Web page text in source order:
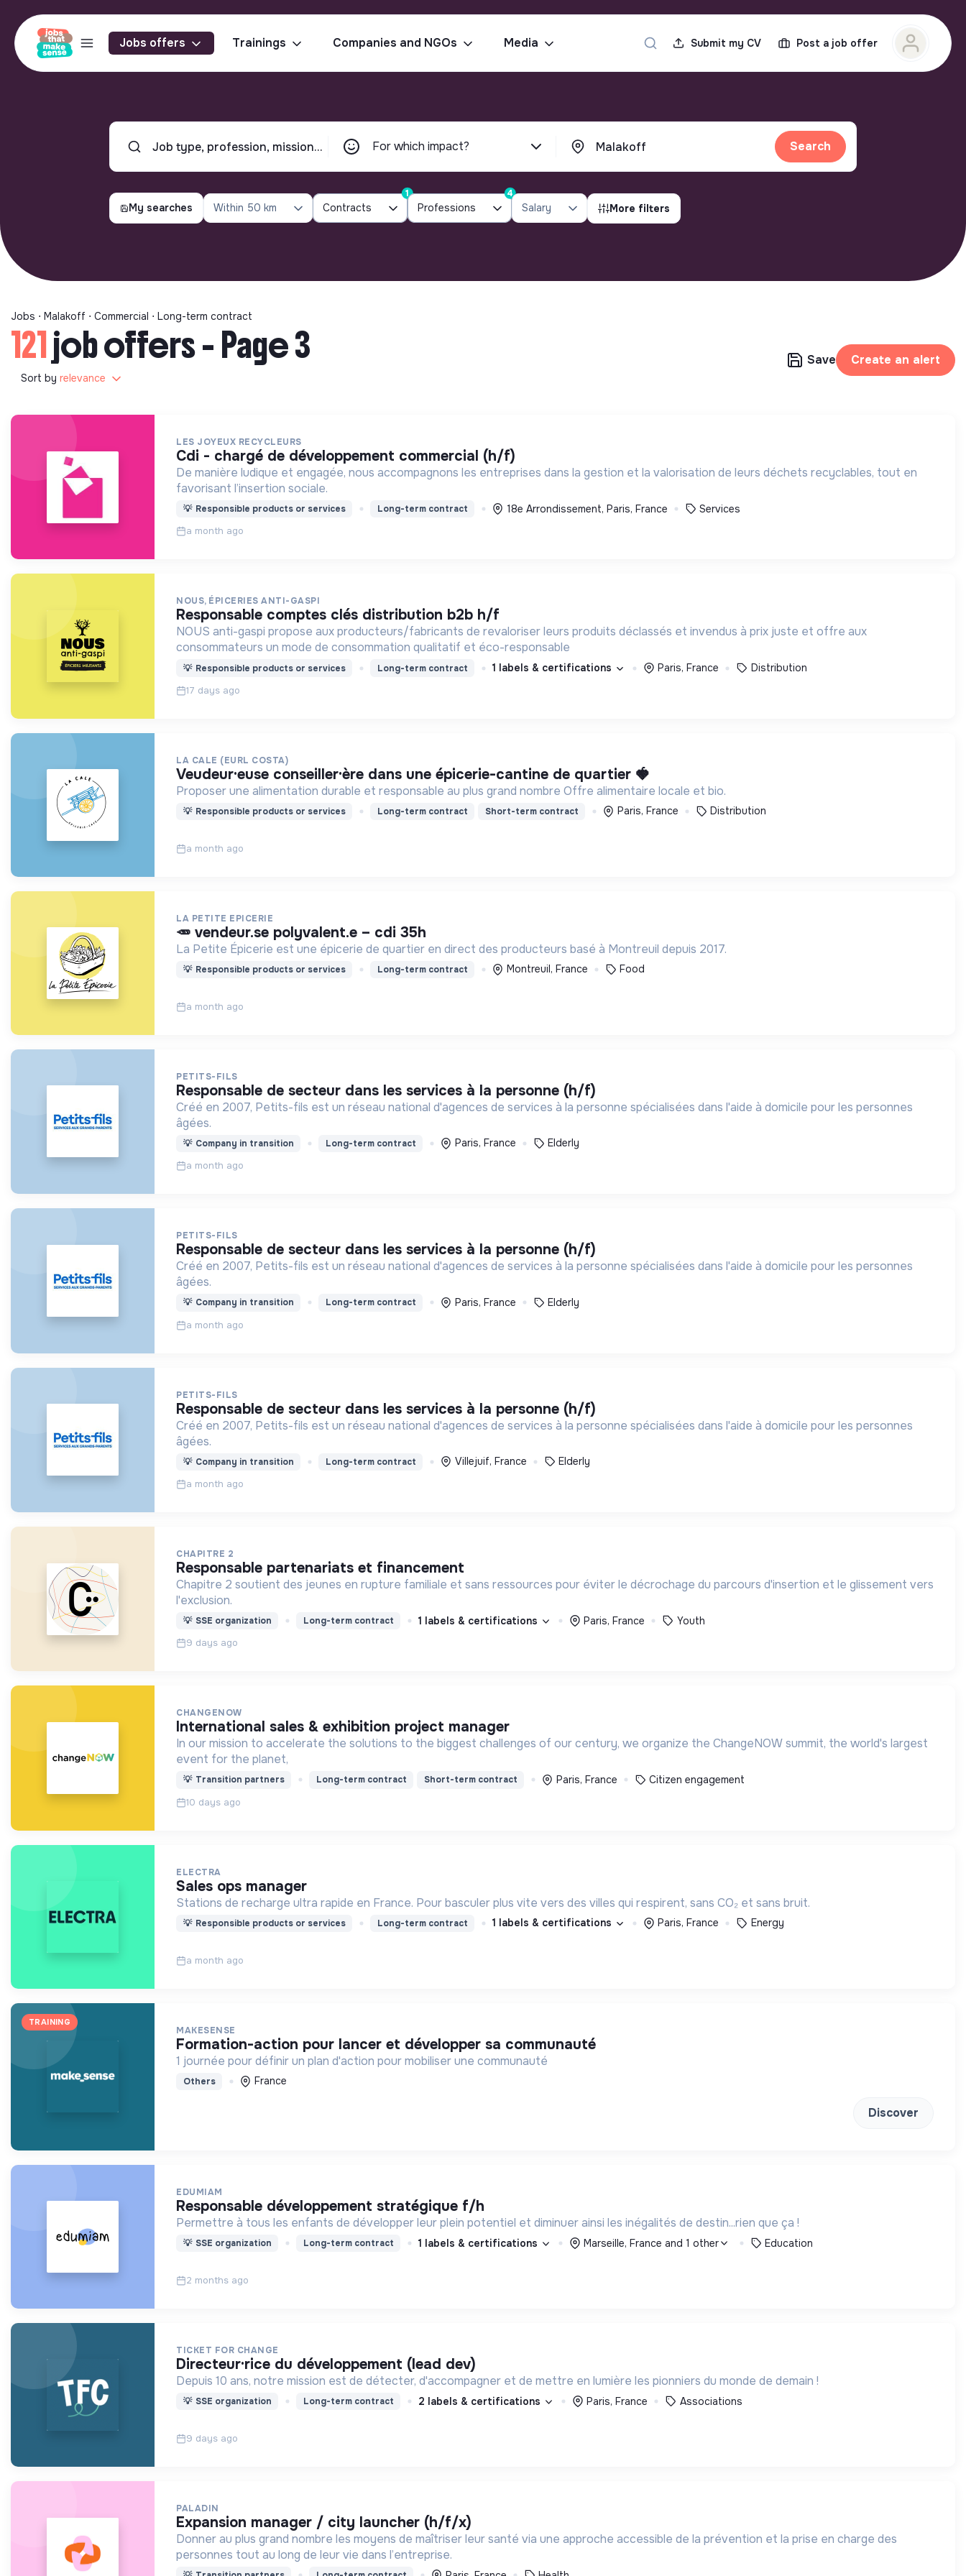
Jobs offers Trainings Companies and NGOs Media Submit my CV Post a job offer
For which impact? Search
My searches Within 50 km Contracts
1
Professions
4
Salary More filters
Jobs ⋅ Malakoff ⋅ Commercial ⋅ Long-term contract
121job offers - Page 3
Sort by relevance
Save Create an alert
LES JOYEUX RECYCLEURS
cdi - chargé de développement commercial (h/f)
De manière ludique et engagée, nous accompagnons les entreprises dans la gestion et la valorisation de leurs déchets recyclables, tout en
favorisant l’insertion sociale.
💡 Responsible products or services Long-term contract 18e Arrondissement, Paris, France Services
a month ago
NOUS, ÉPICERIES ANTI-GASPI
responsable comptes clés distribution b2b h/f
NOUS anti-gaspi propose aux producteurs/fabricants de revaloriser leurs produits déclassés et invendus à prix juste et offre aux
consommateurs un mode de consommation qualitatif et éco-responsable
💡 Responsible products or services Long-term contract 1 labels & certifications Paris, France Distribution
17 days ago
LA CALE (EURL COSTA)
veudeur·euse conseiller·ère dans une épicerie-cantine de quartier 🍓​
Proposer une alimentation durable et responsable au plus grand nombre Offre alimentaire locale et bio.
💡 Responsible products or services Long-term contract Short-term contract Paris, France Distribution
a month ago
LA PETITE EPICERIE
🥕 vendeur.se polyvalent.e – cdi 35h
La Petite Épicerie est une épicerie de quartier en direct des producteurs basé à Montreuil depuis 2017.
💡 Responsible products or services Long-term contract Montreuil, France Food
a month ago
PETITS-FILS
responsable de secteur dans les services à la personne (h/f)
Créé en 2007, Petits-fils est un réseau national d'agences de services à la personne spécialisées dans l'aide à domicile pour les personnes
âgées.
💡 Company in transition Long-term contract Paris, France Elderly
a month ago
PETITS-FILS
responsable de secteur dans les services à la personne (h/f)
Créé en 2007, Petits-fils est un réseau national d'agences de services à la personne spécialisées dans l'aide à domicile pour les personnes
âgées.
💡 Company in transition Long-term contract Paris, France Elderly
a month ago
PETITS-FILS
responsable de secteur dans les services à la personne (h/f)
Créé en 2007, Petits-fils est un réseau national d'agences de services à la personne spécialisées dans l'aide à domicile pour les personnes
âgées.
💡 Company in transition Long-term contract Villejuif, France Elderly
a month ago
CHAPITRE 2
responsable partenariats et financement
Chapitre 2 soutient des jeunes en rupture familiale et sans ressources pour éviter le décrochage du parcours d'insertion et le glissement vers
l'exclusion.
💡 SSE organization Long-term contract 1 labels & certifications Paris, France Youth
9 days ago
CHANGENOW
international sales & exhibition project manager
In our mission to accelerate the solutions to the biggest challenges of our century, we organize the ChangeNOW summit, the world's largest
event for the planet,
💡 Transition partners Long-term contract Short-term contract Paris, France Citizen engagement
10 days ago
ELECTRA
sales ops manager
Stations de recharge ultra rapide en France. Pour basculer plus vite vers des villes qui respirent, sans CO₂ et sans bruit.
💡 Responsible products or services Long-term contract 1 labels & certifications Paris, France Energy
a month ago
TRAINING
MAKESENSE
formation-action pour lancer et développer sa communauté
1 journée pour définir un plan d'action pour mobiliser une communauté
Others France
Discover
EDUMIAM
responsable développement stratégique f/h
Permettre à tous les enfants de développer leur plein potentiel et diminuer ainsi les inégalités de destin...rien que ça !
💡 SSE organization Long-term contract 1 labels & certifications Marseille, France and 1 other Education
2 months ago
TICKET FOR CHANGE
directeur·rice du développement (lead dev)
Depuis 10 ans, notre mission est de détecter, d'accompagner et de mettre en lumière les pionniers du monde de demain !
💡 SSE organization Long-term contract 2 labels & certifications Paris, France Associations
9 days ago
PALADIN
expansion manager / city launcher (h/f/x)
Donner au plus grand nombre les moyens de maîtriser leur santé via une approche accessible de la prévention et la prise en charge des
personnes tout au long de leur vie dans l’entreprise.